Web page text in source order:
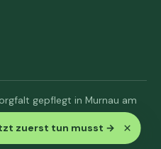
zuerst tun musst → ×
gepflegt in Murnau am